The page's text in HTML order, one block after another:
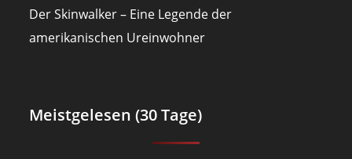
Der Skinwalker – Eine Legende der
amerikanischen Ureinwohner
Meistgelesen (30 Tage)